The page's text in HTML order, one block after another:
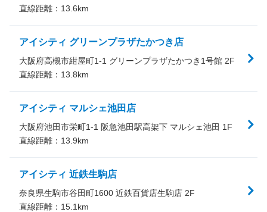
直線距離： 13.6km
アイシティ グリーンプラザたかつき店
大阪府高槻市紺屋町1-1 グリーンプラザたかつき1号館 2F
直線距離： 13.8km
アイシティ マルシェ池田店
大阪府池田市栄町1-1 阪急池田駅高架下 マルシェ池田 1F
直線距離： 13.9km
アイシティ 近鉄生駒店
奈良県生駒市谷田町1600 近鉄百貨店生駒店 2F
直線距離： 15.1 km